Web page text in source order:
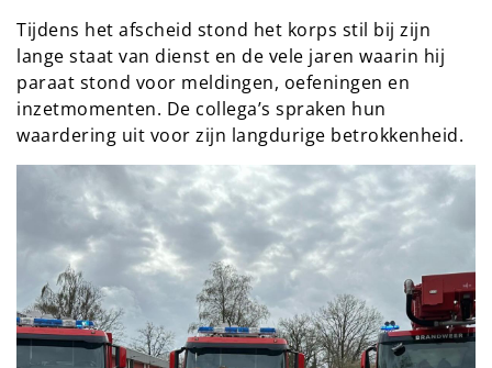
Tijdens het afscheid stond het korps stil bij zijn
lange staat van dienst en de vele jaren waarin hij
paraat stond voor meldingen, oefeningen en
inzetmomenten. De collega’s spraken hun
waardering uit voor zijn langdurige betrokkenheid.